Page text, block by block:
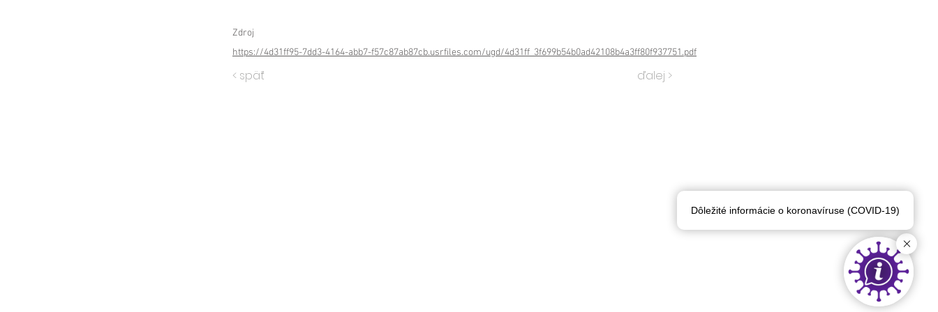
Zdroj
https://4d31ff95-7dd3-4164-abb7-f57c87ab87cb.usrfiles.com/ugd/4d31ff_3f699b54b0ad42108b4a3ff80f937751.pdf
< späť ďalej >
Dôležité informácie o koronavíruse (COVID-19)